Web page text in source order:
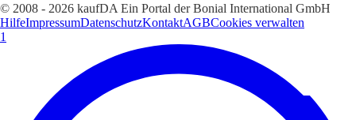
© 2008 - 2026 kaufDA Ein Portal der Bonial International GmbH
HilfeImpressumDatenschutzKontaktAGBCookies verwalten
1